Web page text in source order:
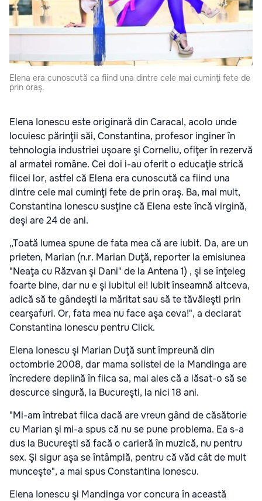
Elena era cunoscută ca fiind una dintre cele mai cuminţi fete de
prin oraş.
Elena Ionescu este originară din Caracal, acolo unde
locuiesc părinţii săi, Constantina, profesor inginer în
tehnologia industriei uşoare şi Corneliu, ofiţer în rezervă
al armatei române. Cei doi i-au oferit o educaţie strică
fiicei lor, astfel că Elena era cunoscută ca fiind una
dintre cele mai cuminţi fete de prin oraş. Ba, mai mult,
Constantina Ionescu susţine că Elena este încă virgină,
deşi are 24 de ani.
„Toată lumea spune de fata mea că are iubit. Da, are un
prieten, Marian (n.r. Marian Duţă, reporter la emisiunea
"Neaţa cu Răzvan şi Dani" de la Antena 1) , şi se înţeleg
foarte bine, dar nu e şi iubitul ei! Iubit înseamnă altceva,
adică să te gândeşti la măritat sau să te tăvăleşti prin
cearşafuri. Or, fata mea nu face aşa ceva!", a declarat
Constantina Ionescu pentru Click.
Elena Ionescu şi Marian Duţă sunt împreună din
octombrie 2008, dar mama solistei de la Mandinga are
încredere deplină în fiica sa, mai ales că a lăsat-o să se
descurce singură, la Bucureşti, la nici 18 ani.
"Mi-am întrebat fiica dacă are vreun gând de căsătorie
cu Marian şi mi-a spus că nu se pune problema. Ea s-a
dus la Bucureşti să facă o carieră în muzică, nu pentru
sex. Şi sigur aşa se întâmplă, pentru că văd cât de mult
munceşte", a mai spus Constantina Ionescu.
Elena Ionescu şi Mandinga vor concura în această